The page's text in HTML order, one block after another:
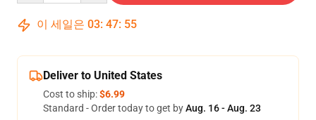
이 세일은 03: 47: 54
Deliver to United States
Cost to ship:$6.99
Standard - Order today to get byAug. 16 - Aug. 23